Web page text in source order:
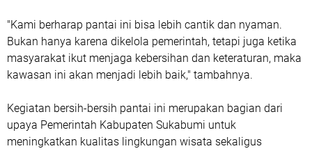
"Kami berharap pantai ini bisa lebih cantik dan nyaman.
Bukan hanya karena dikelola pemerintah, tetapi juga ketika
masyarakat ikut menjaga kebersihan dan keteraturan, maka
kawasan ini akan menjadi lebih baik," tambahnya.
Kegiatan bersih-bersih pantai ini merupakan bagian dari
upaya Pemerintah Kabupaten Sukabumi untuk
meningkatkan kualitas lingkungan wisata sekaligus